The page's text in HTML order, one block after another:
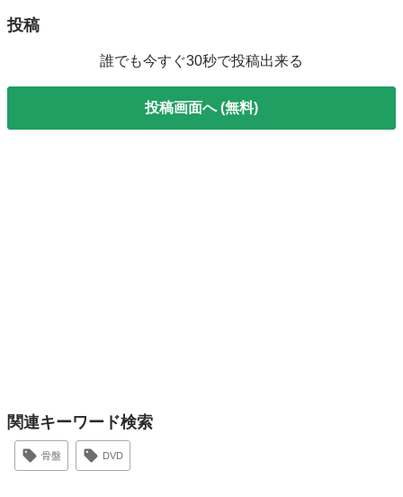
投稿
誰でも今すぐ30秒で投稿出来る
投稿画面へ (無料)
関連キーワード検索
骨盤 DVD